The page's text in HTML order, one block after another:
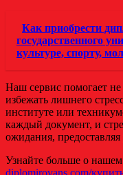
Как приобрести
государственного
культуре, спорту,
Наш сервис помогает не
избежать лишнего
институте или
каждый документ, и
ожидания,
Узнайте больше о
diplomirovans.com/